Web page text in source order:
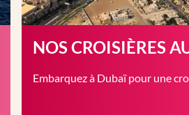
NOS CROISIÈRES
Embarquez à Dubaï pour une